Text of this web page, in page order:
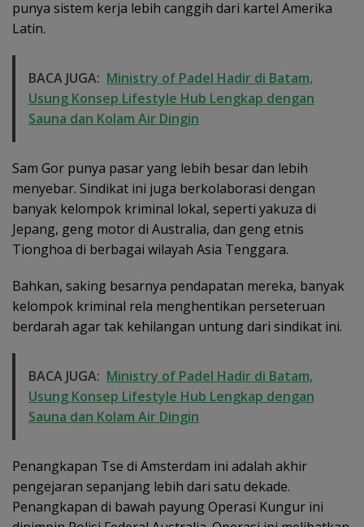
punya sistem kerja lebih canggih dari kartel Amerika
Latin.
BACA JUGA: Ministry of Padel Hadir di Batam,
Usung Konsep Lifestyle Hub Lengkap dengan
Sauna dan Kolam Air Dingin
Sam Gor punya pasar yang lebih besar dan lebih
menyebar. Sindikat ini juga berkolaborasi dengan
banyak kelompok kriminal lokal, seperti yakuza di
Jepang, geng motor di Australia, dan geng etnis
Tionghoa di berbagai wilayah Asia Tenggara.
Bahkan, saking besarnya pendapatan mereka, banyak
kelompok kriminal rela menghentikan perseteruan
berdarah agar tak kehilangan untung dari sindikat ini.
BACA JUGA: Ministry of Padel Hadir di Batam,
Usung Konsep Lifestyle Hub Lengkap dengan
Sauna dan Kolam Air Dingin
Penangkapan Tse di Amsterdam ini adalah akhir
pengejaran sepanjang lebih dari satu dekade.
Penangkapan di bawah payung Operasi Kungur ini